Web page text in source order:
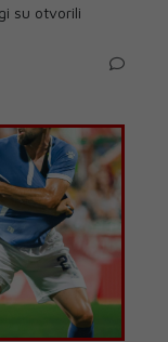
su otvorili